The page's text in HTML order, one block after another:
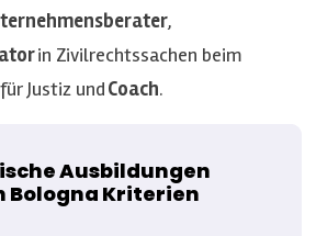
,
in Zivilrechtssachen beim
Justiz undCoach.
Ausbildungen
Bologna Kriterien